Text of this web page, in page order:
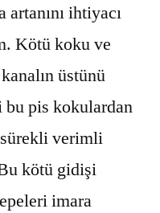
ihtiyacı
Kötü koku ve
üstünü
bu pis kokulardan
sürekli verimli
kötü gidişi
imara